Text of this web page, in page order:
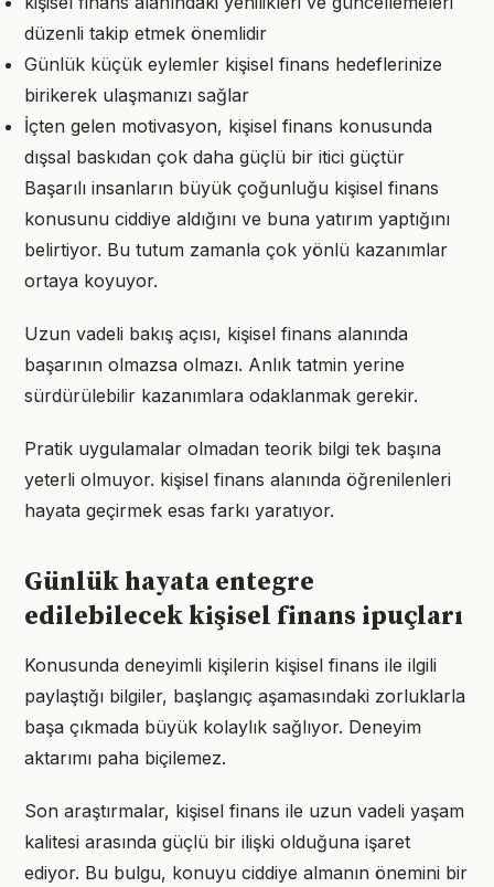
düzenli takip etmek önemlidir
Günlük küçük eylemler kişisel finans hedeflerinize
birikerek ulaşmanızı sağlar
İçten gelen motivasyon, kişisel finans konusunda
dışsal baskıdan çok daha güçlü bir itici güçtür
Başarılı insanların büyük çoğunluğu kişisel finans
konusunu ciddiye aldığını ve buna yatırım yaptığını
belirtiyor. Bu tutum zamanla çok yönlü kazanımlar
ortaya koyuyor.
Uzun vadeli bakış açısı, kişisel finans alanında
başarının olmazsa olmazı. Anlık tatmin yerine
sürdürülebilir kazanımlara odaklanmak gerekir.
Pratik uygulamalar olmadan teorik bilgi tek başına
yeterli olmuyor. kişisel finans alanında öğrenilenleri
hayata geçirmek esas farkı yaratıyor.
Günlük hayata entegre
edilebilecek kişisel finans ipuçları
Konusunda deneyimli kişilerin kişisel finans ile ilgili
paylaştığı bilgiler, başlangıç aşamasındaki zorluklarla
başa çıkmada büyük kolaylık sağlıyor. Deneyim
aktarımı paha biçilemez.
Son araştırmalar, kişisel finans ile uzun vadeli yaşam
kalitesi arasında güçlü bir ilişki olduğuna işaret
ediyor. Bu bulgu, konuyu ciddiye almanın önemini bir